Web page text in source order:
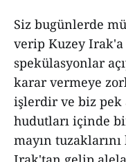
Siz bugünlerde
verip Kuzey
spekülasyonlar
karar vermeye
işlerdir ve biz pek
hudutları içinde
mayın